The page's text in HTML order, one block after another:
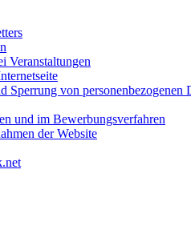
Veranstaltungen
Sperrung von personenbezogenen
und im Bewerbungsverfahren
der Website